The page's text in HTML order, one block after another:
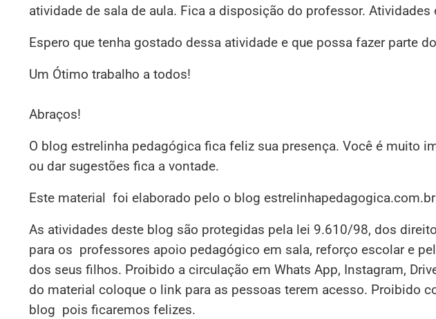
atividade de sala de aula. Fica a disposição do professor.
Espero que tenha gostado dessa atividade e que possa fazer parte
Um Ótimo trabalho a todos!
Abraços!
O blog estrelinha pedagógica fica feliz sua presença. Você é muito
ou dar sugestões fica a vontade.
Este material foi elaborado pelo o blog estrelinhapedagogica.com.br
As atividades deste blog são protegidas pela lei 9.610/98, dos
para os professores apoio pedagógico em sala, reforço escolar e
dos seus filhos. Proibido a circulação em Whats App, Instagram,
do material coloque o link para as pessoas terem acesso. Proibido
blog pois ficaremos felizes.